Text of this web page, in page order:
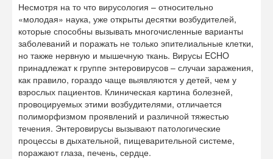
Несмотря на то что вирусология – относительно
«молодая» наука, уже открыты десятки возбудителей,
которые способны вызывать многочисленные варианты
заболеваний и поражать не только эпителиальные клетки,
но также нервную и мышечную ткань. Вирусы ECHO
принадлежат к группе энтеровирусов – случаи заражения,
как правило, гораздо чаще выявляются у детей, чем у
взрослых пациентов. Клиническая картина болезней,
провоцируемых этими возбудителями, отличается
полиморфизмом проявлений и различной тяжестью
течения. Энтеровирусы вызывают патологические
процессы в дыхательной, пищеварительной системе,
поражают глаза, печень, сердце.